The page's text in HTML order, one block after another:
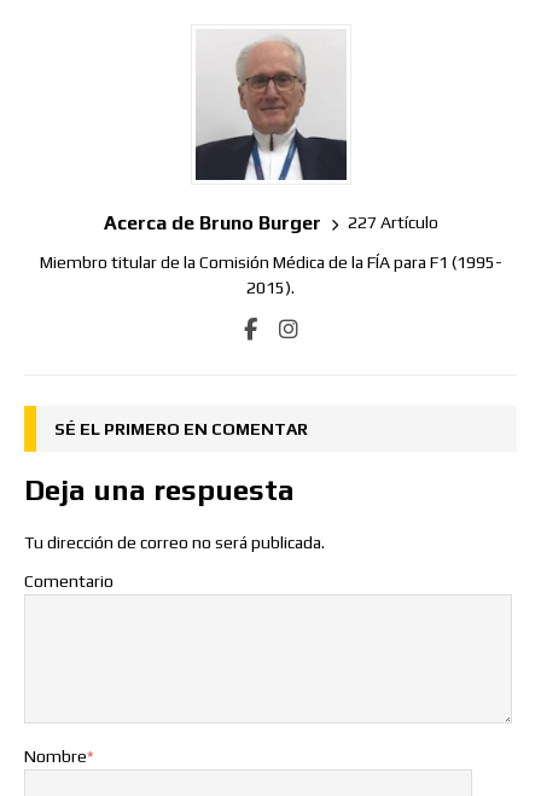
Acerca de Bruno Burger 227 Artículo
Miembro titular de la Comisión Médica de la FÍA para F1 (1995-
2015).
SÉ EL PRIMERO EN COMENTAR
Deja una respuesta
Tu dirección de correo no será publicada.
Comentario
Nombre*